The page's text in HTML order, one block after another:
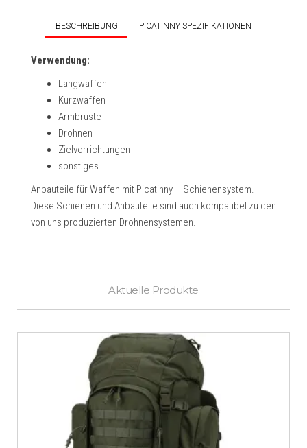
BESCHREIBUNG PICATINNY SPEZIFIKATIONEN
Verwendung:
Langwaffen
Kurzwaffen
Armbrüste
Drohnen
Zielvorrichtungen
sonstiges
Anbauteile für Waffen mit Picatinny – Schienensystem.
Diese Schienen und Anbauteile sind auch kompatibel zu den
von uns produzierten Drohnensystemen.
Aktuelle Produkte